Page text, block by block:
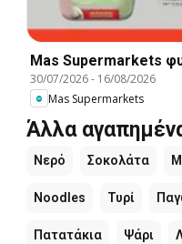
Mas Supermarkets
30/07/2026- 16/08/2026
Mas Supermarkets
Άλλα
Νερό Σοκολάτα
Noodles Τυρί
Πατατάκια Ψάρι